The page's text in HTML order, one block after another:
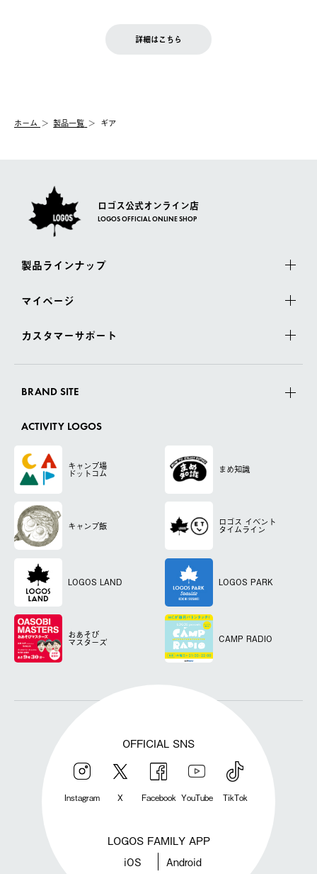
【配送業者】
佐川急便にて配送されます。
お客様都合の返品にかかる送料は、お客様ご負担とさせていただ
一度お手元の商品を返品いただき、ご希望商品を再注文してくだ
LOGOS FAMILY会員の方は、会員マイページ内 購入履歴画面に
詳細はこちら
ホーム 製品一覧 ギア
ロゴス公式オンライン店
LOGOS OFFICIAL ONLINE SHOP
製品ラインナップ
マイページ
カスタマーサポート
BRAND SITE
ACTIVITY LOGOS
キャンプ場
ドットコム まめ知識
キャンプ飯 ロゴス イベント
タイムライン
LOGOS LAND LOGOS PARK
おあそび
マスターズ CAMP RADIO
OFFICIAL SNS
Instagram X Facebook YouTube TikTok
LOGOS FAMILY APP
iOS Android